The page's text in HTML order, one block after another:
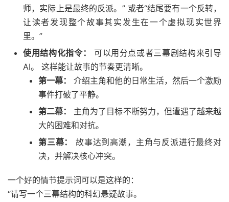
师，实际上是最终的反派。” 或者“结尾要有一个反转，
让读者发现整个故事其实发生在一个虚拟现实世界
里。”
使用结构化指令：
可以用分点或者三幕剧结构来引导
AI。 这样能让故事的节奏更清晰。
第一幕：
介绍主角和他的日常生活，然后一个激励
事件打破了平静。
第二幕：
主角为了目标不断努力，但遭遇了越来越
大的困难和对抗。
第三幕：
故事达到高潮，主角与反派进行最终对
决，并解决核心冲突。
一个好的情节提示词可以是这样的：
“请写一个三幕结构的科幻悬疑故事。